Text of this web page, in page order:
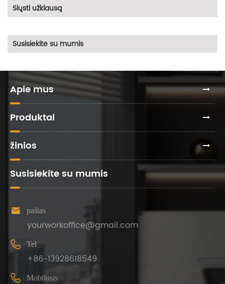
Siųsti užklausą
Susisiekite su mumis
Apie mus
Produktai
žinios
Susisiekite su mumis
 paštas
yourworkoffice@gmail.com
 Tel
+86-13928618549
 Mobilusis